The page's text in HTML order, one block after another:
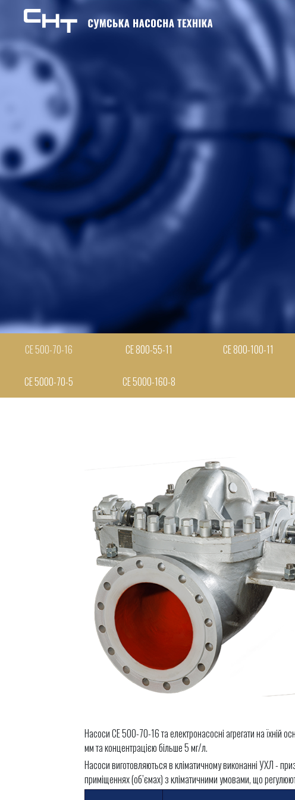
Skip to content
СЕ 500-70-16 СЕ 800-55-11 СЕ 800-100-11
СЕ 5000-70-5 СЕ 5000-160-8
Насоси СЕ 500-70-16 та електронасосні агрегати на їхній
мм та концентрацією більше 5 мг/л.
Насоси виготовляються в кліматичному виконанні УХЛ -
приміщеннях (об’ємах) з кліматичними умовами, що